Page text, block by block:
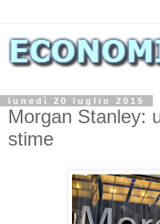
lunedì 20 luglio 2015
Morgan Stanley:
stime